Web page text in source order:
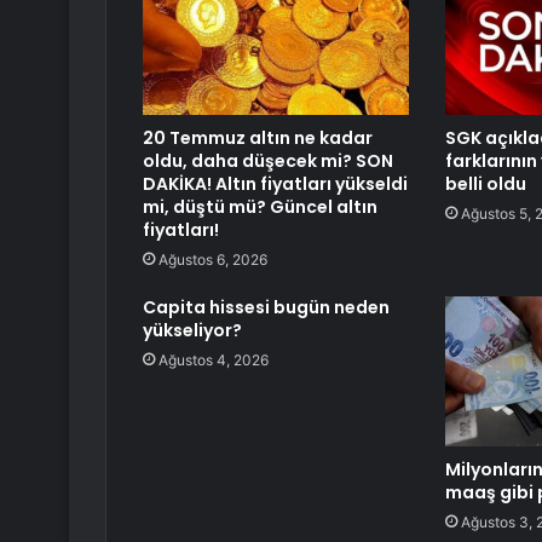
20 Temmuz altın ne kadar
oldu, daha düşecek mi? SON
DAKİKA! Altın fiyatları yükseldi
mi, düştü mü? Güncel altın
fiyatları!
Ağustos 6, 2026
SGK
belli oldu
Ağustos 5,
Capita hissesi bugün neden
yükseliyor?
Ağustos 4, 2026
maaş gibi
Ağustos 3,